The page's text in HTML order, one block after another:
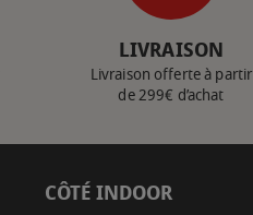
LIVRAISON
Livraison offerte à partir
de 299€ d’achat
CÔTÉ INDOOR